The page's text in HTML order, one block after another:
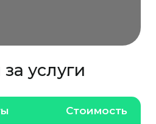
услуги
Стоимость